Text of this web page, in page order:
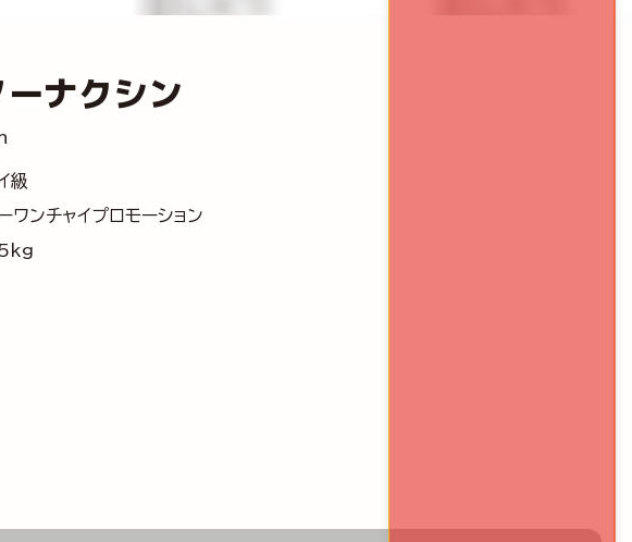
ナクシン
級
ワンチャイプロモーション